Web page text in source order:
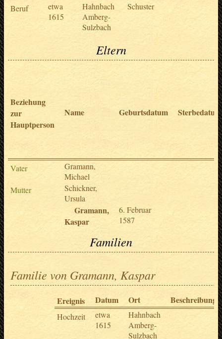
Beruf
etwa
1615
Hahnbach
Amberg-
Sulzbach
Schuster
Eltern
Beziehung
zur
Hauptperson
Name Geburtsdatum Sterbedatum
Vater
Gramann,
Michael
Mutter
Schickner,
Ursula
Gramann,
Kaspar
6. Februar
1587
Familien
Familie von Gramann, Kaspar
Ereignis Datum Ort Beschreibung
Hochzeit
etwa
1615
Hahnbach
Amberg-
Sulzbach